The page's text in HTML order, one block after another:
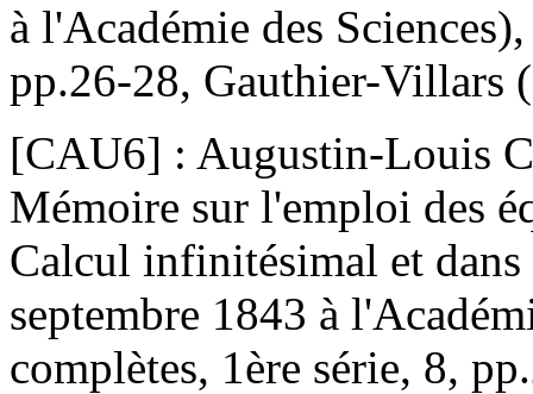
à l'Académie des
pp.26-28, Gauthier-Villars
[CAU6] : Augustin-Louis
Mémoire sur l'emploi des
Calcul infinitésimal et
septembre 1843 à
complètes, 1ère série, 8,